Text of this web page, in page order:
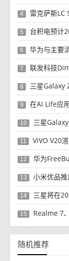
4 雷克萨斯LC
5 台积电预计
6 华为与主要消费
7 联发科技
8 三星Galaxy
9 在AI Life应
10 三星Galaxy
11 ViVO V20渲
12 华为
13 小米优品
14 三星将在
15 Realme 7、7i
随机推荐